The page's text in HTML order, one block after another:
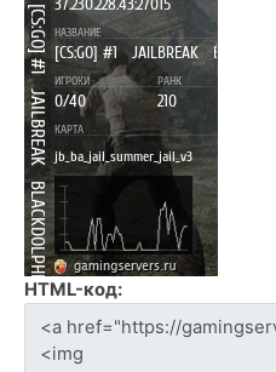
HTML-код: